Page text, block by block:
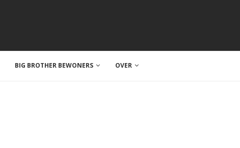
BIG BROTHER BEWONERS OVER